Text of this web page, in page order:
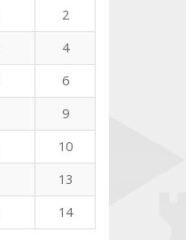
2
4
6
9
10
13
14